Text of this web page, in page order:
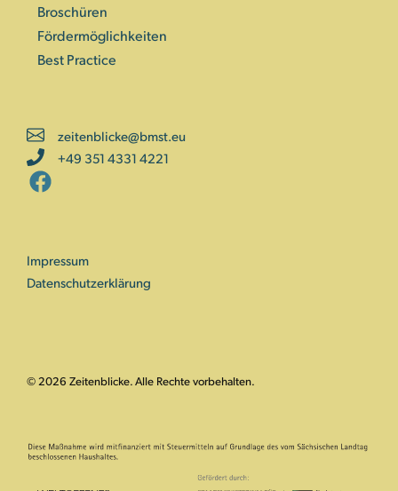
Broschüren
Fördermöglichkeiten
Best Practice
zeitenblicke@bmst.eu
+49 351 4331 4221
Impressum
Datenschutzerklärung
© 2026 Zeitenblicke. Alle Rechte vorbehalten.